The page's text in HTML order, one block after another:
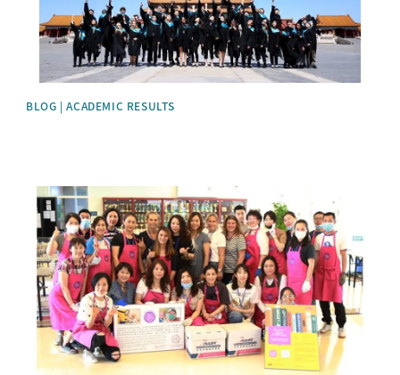
BLOG | ACADEMIC RESULTS
News image